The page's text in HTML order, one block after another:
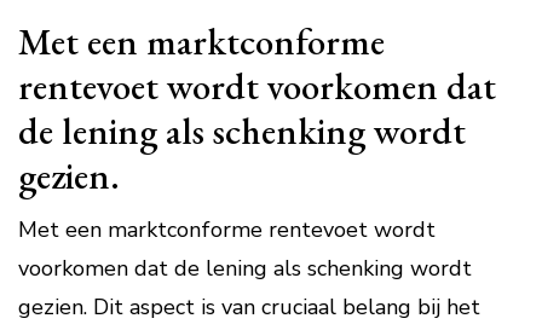
Met een marktconforme
rentevoet wordt voorkomen dat
de lening als schenking wordt
gezien.
Met een marktconforme rentevoet wordt
voorkomen dat de lening als schenking wordt
gezien. Dit aspect is van cruciaal belang bij het